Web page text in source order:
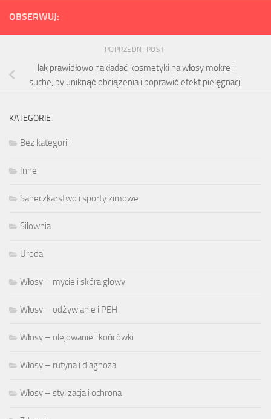
OBSERWUJ:
POPRZEDNI POST
Jak prawidłowo nakładać kosmetyki na włosy mokre i
suche, by uniknąć obciążenia i poprawić efekt pielęgnacji
KATEGORIE
Bez kategorii
Inne
Saneczkarstwo i sporty zimowe
Siłownia
Uroda
Włosy – mycie i skóra głowy
Włosy – odżywianie i PEH
Włosy – olejowanie i końcówki
Włosy – rutyna i diagnoza
Włosy – stylizacja i ochrona